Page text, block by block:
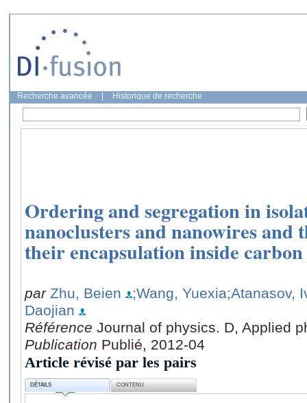
Recherche avancée Historique de recherche
Ordering and segregation in
nanoclusters and nanowires and
their encapsulation inside
par Zhu, Beien ;Wang, Yuexia;Atanasov,
Daojian
Référence Journal of physics. D, Applied
Publication Publié, 2012-04
Article révisé par les pairs
DÉTAILS CONTENU